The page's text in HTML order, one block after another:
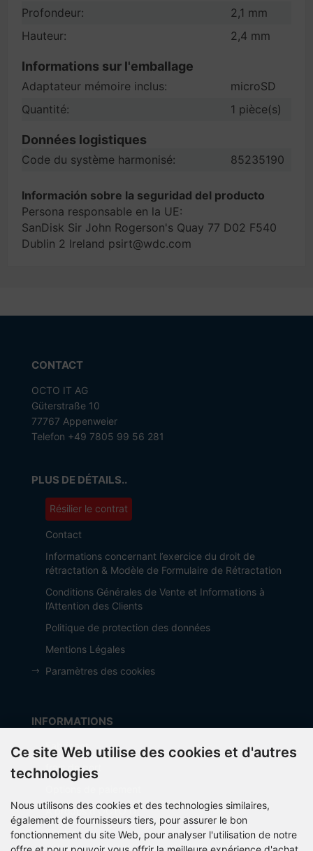
Profondeur:
2,1 mm
Hauteur:
2,4 mm
Informations sur l'emballage
Adaptateur mémoire inclus:
microSD
Quantité:
1 pièce(s)
Données logistiques
Code du système harmonisé: 85235190
Información sobre la seguridad del producto
Persona responsable en la UE:
SanDisk Sir John Rogerson's Quay 77 D02 F540
Dublin 2 Ireland psirt@wdc.com
CONTACT
OCTO IT AG
Güterstraße 10
77767 Appenweier
Telefon +49 7805 99 56 281
PLUS DE DÉTAILS..
Résilier le contrat
Contact
Informations concernant l’exercice du droit de
rétractation & Modèle de Formulaire de Rétractation
Conditions Générales de Vente et Informations à
l’Attention des Clients
Politique de protection des données
Mentions Légales
Paramètres des cookies
INFORMATIONS
Fabricant
frais de port
À propos d’OCTO IT
Sitemap
Ce site Web utilise des cookies et d'autres
technologies
Nous utilisons des cookies et des technologies similaires,
également de fournisseurs tiers, pour assurer le bon
fonctionnement du site Web, pour analyser l'utilisation de notre